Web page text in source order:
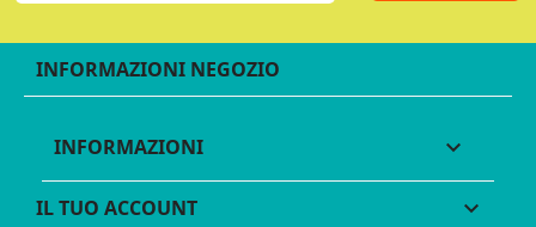
INFORMAZIONI NEGOZIO
INFORMAZIONI 
IL TUO ACCOUNT 